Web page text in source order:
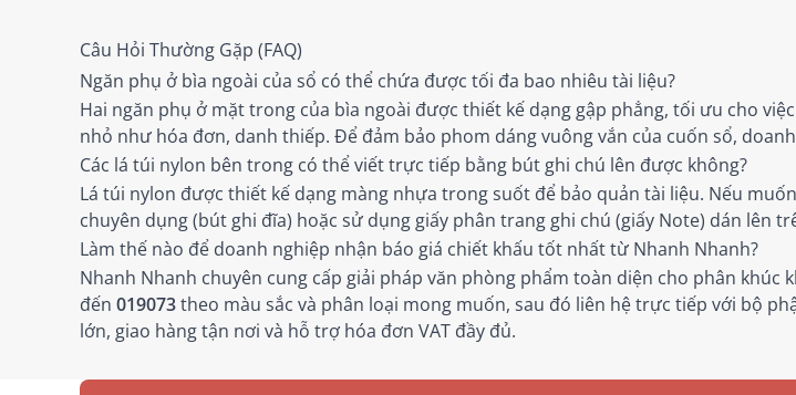
Câu Hỏi Thường Gặp (FAQ)
Ngăn phụ ở bìa ngoài của sổ có thể chứa được tối đa bao nhiêu tài liệu?
Hai ngăn phụ ở mặt trong của bìa ngoài được thiết kế dạng gập phẳng, tối ưu cho
nhỏ như hóa đơn, danh thiếp. Để đảm bảo phom dáng vuông vắn của cuốn sổ,
Các lá túi nylon bên trong có thể viết trực tiếp bằng bút ghi chú lên được không?
Lá túi nylon được thiết kế dạng màng nhựa trong suốt để bảo quản tài liệu. Nếu
chuyên dụng (bút ghi đĩa) hoặc sử dụng giấy phân trang ghi chú (giấy Note) dán lên
Làm thế nào để doanh nghiệp nhận báo giá chiết khấu tốt nhất từ Nhanh Nhanh?
Nhanh Nhanh chuyên cung cấp giải pháp văn phòng phẩm toàn diện cho phân khúc
đến 019073theo màu sắc và phân loại mong muốn, sau đó liên hệ trực tiếp với bộ
lớn, giao hàng tận nơi và hỗ trợ hóa đơn VAT đầy đủ.